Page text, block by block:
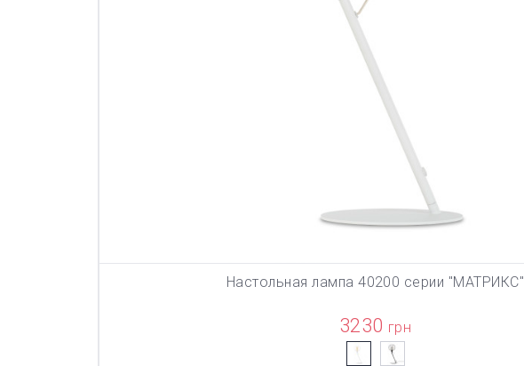
В КОРЗИНУ
Настольная лампа 40200 серии "МАТРИКС"
3230 грн